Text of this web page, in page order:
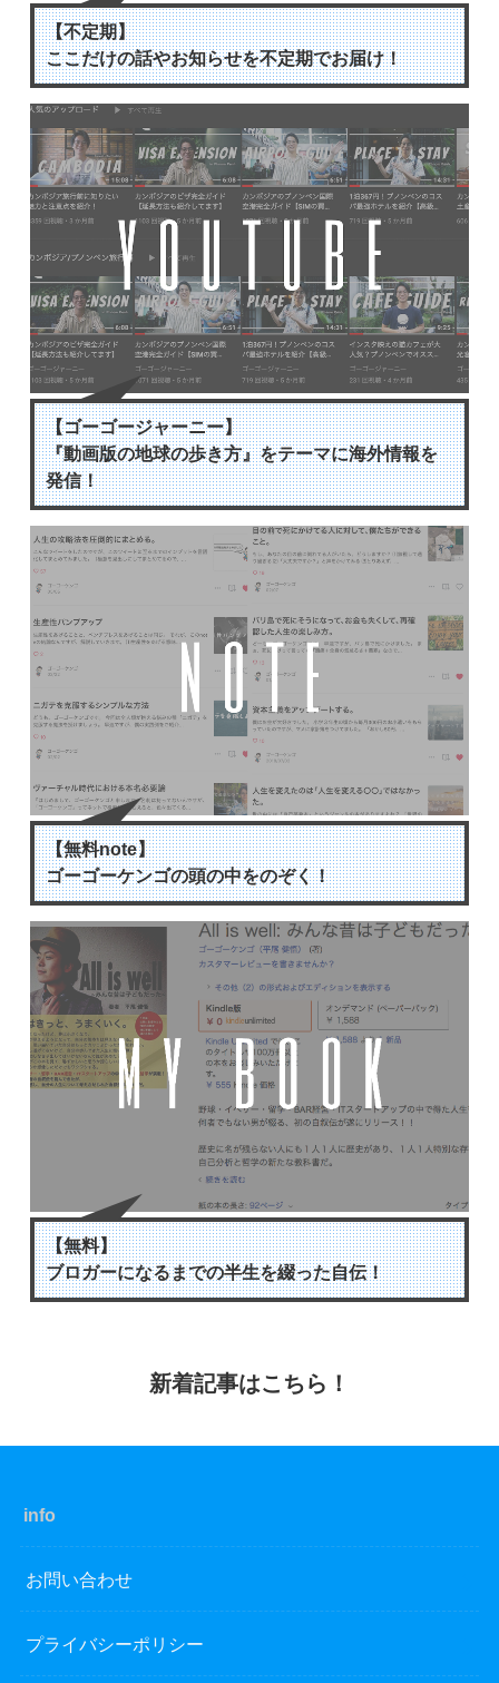
【不定期】
ここだけの話やお知らせを不定期でお届け！
【ゴーゴージャーニー】
『動画版の地球の歩き方』をテーマに海外情報を
発信！
【無料note】
ゴーゴーケンゴの頭の中をのぞく！
【無料】
ブロガーになるまでの半生を綴った自伝！
info
お問い合わせ
プライバシーポリシー